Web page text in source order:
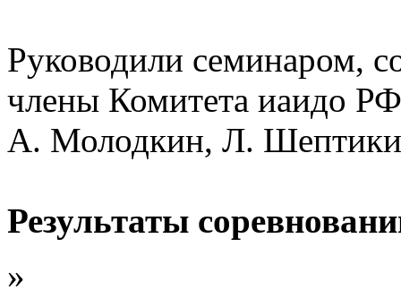
Руководили семинаром,
члены Комитета иаидо
А. Молодкин, Л.
Результаты
»